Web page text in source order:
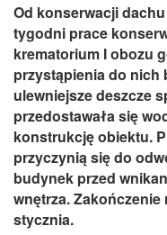
Od konserwacji
tygodni prace
krematorium I obozu
przystąpienia do nich
ulewniejsze deszcze
przedostawała się
konstrukcję obiektu.
przyczynią się do
budynek przed
wnętrza.
stycznia.